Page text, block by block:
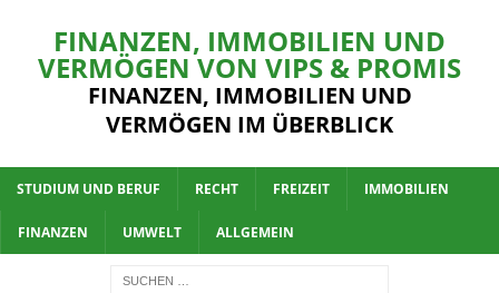
FINANZEN, IMMOBILIEN UND
VERMÖGEN VON VIPS & PROMIS
FINANZEN, IMMOBILIEN UND
VERMÖGEN IM ÜBERBLICK
STUDIUM UND BERUF RECHT FREIZEIT IMMOBILIEN
FINANZEN UMWELT ALLGEMEIN